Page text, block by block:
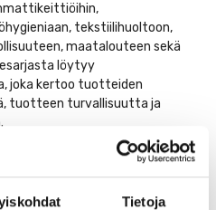
Tietoja
tekstiilihuoltoon,
maatalouteen sekä
löytyy
joka kertoo tuotteiden
tuotteen turvallisuutta ja